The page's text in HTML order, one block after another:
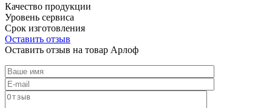
Качество продукции
Уровень сервиса
Срок изготовления
Оставить отзыв
Оставить отзыв на товар Арлоф